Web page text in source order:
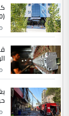
(400) عملية لزراعة نخاع العظم للبا...